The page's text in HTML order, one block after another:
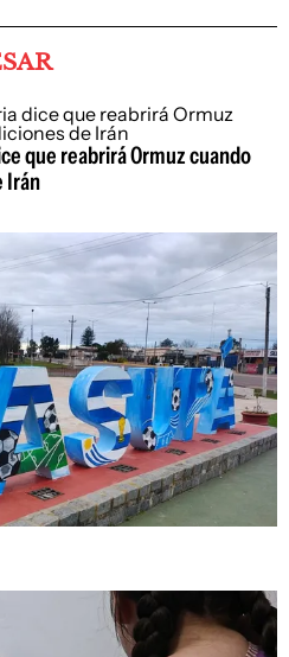
que reabrirá Ormuz cuando
Irán